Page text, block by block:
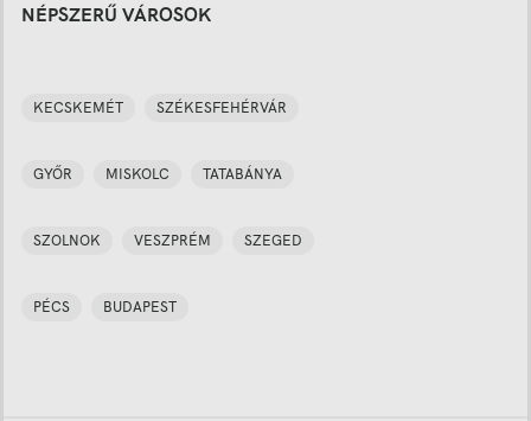
NÉPSZERŰ VÁROSOK
KECSKEMÉT SZÉKESFEHÉRVÁR
GYŐR MISKOLC TATABÁNYA
SZOLNOK VESZPRÉM SZEGED
PÉCS BUDAPEST